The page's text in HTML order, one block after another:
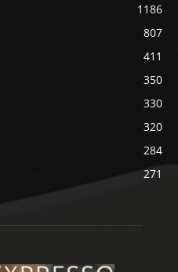
1186
807
411
350
330
320
284
271